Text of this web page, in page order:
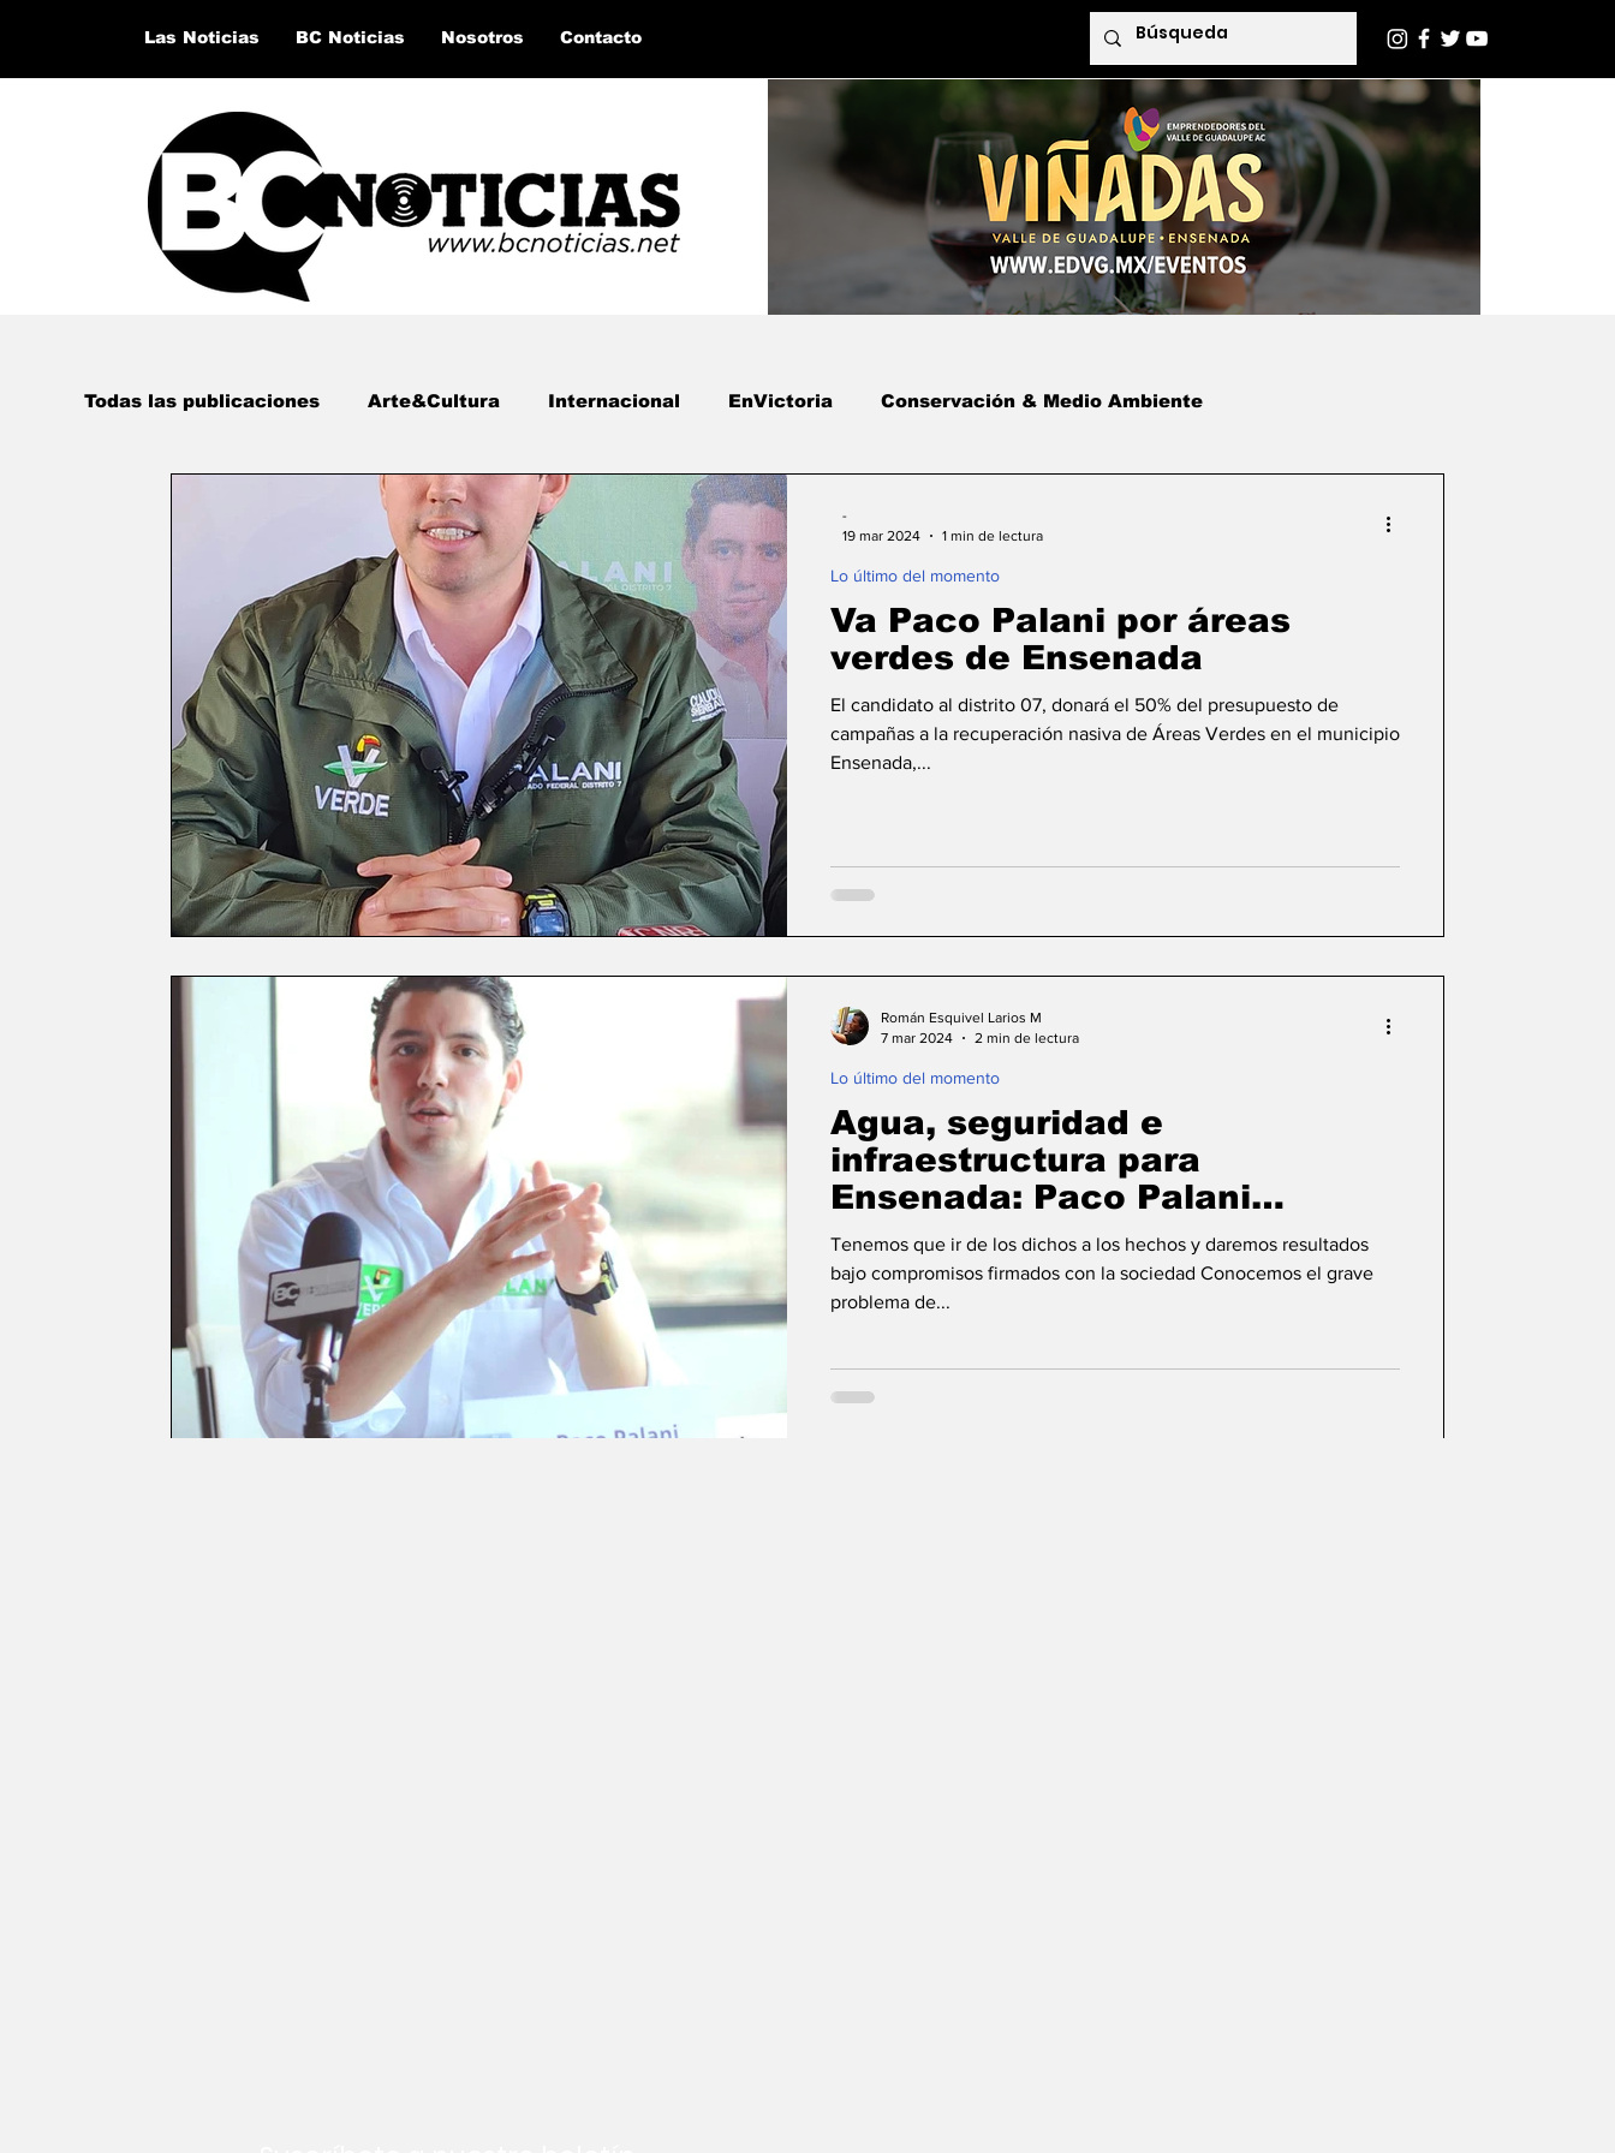
Las Noticias BC Noticias Nosotros Contacto
Todas las publicaciones Arte&Cultura Internacional EnVictoria Conservación & Medio Ambiente
San Quintín, BC Bahía de los Ángeles, BC
EntramadoBC Tijuana, Baja California Ciencia & Tech
Va Paco Palani por áreas
verdes de Ensenada
El candidato al distrito 07, donará el 50% del presupuesto de
campañas a la recuperación nasiva de Áreas Verdes en el municipio
Ensenada,...
Lo último del momento
-
19 mar 2024
1 min de lectura
Agua, seguridad e
infraestructura para
Ensenada: Paco Palani
Rouvroy
Tenemos que ir de los dichos a los hechos y daremos resultados
bajo compromisos firmados con la sociedad Conocemos el grave
problema de...
Lo último del momento
Román Esquivel Larios M
7 mar 2024
2 min de lectura